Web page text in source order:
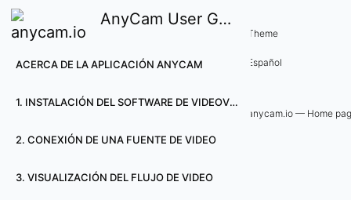
AnyCam User Guide
ACERCA DE LA APLICACIÓN ANYCAM
1. INSTALACIÓN DEL SOFTWARE DE VIDEOVIGILANZA ANYCAM
2. CONEXIÓN DE UNA FUENTE DE VIDEO
3. VISUALIZACIÓN DEL FLUJO DE VIDEO
4. Grabación del flujo de video
4
.
G
Theme
Español
anycam.io — Home